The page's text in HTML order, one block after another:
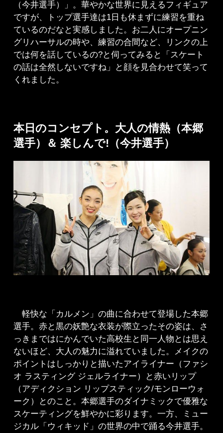
（今井選手）」。華やかな世界に見えるフィギュア
ですが、トップ選手達は1日も休まずに練習を重ね
ているのだなと実感しました。お二人にオープニン
グリハーサルの時や、練習の合間など、リンクの上
では何を話しているの?と伺ってみると「スケート
の話は全然しないですね」と顔を見合わせて笑って
くれました。
本日のコンセプト。大人の情熱（本郷
選手）＆ 楽しんで!（今井選手）
軽快な「カルメン」の曲に合わせて登場した本郷
選手。赤と黒の妖艶な衣装が際立ったその姿は、さ
っきまではにかんでいた高校生と同一人物とは思え
ないほど、大人の魅力に溢れていました。メイクの
ポイントはしっかりと描いたアイライナー（ファシ
オ ラスティング ジェルライナー）と赤いリップ
（アディクション リップスティック/モンローウォ
ーク）とのこと。本郷選手のダイナミックで優雅な
スケーティングを鮮やかに彩ります。一方、ミュー
ジカル「ウィキッド」の世界の中で踊る今井選手。